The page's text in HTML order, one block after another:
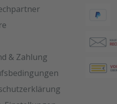
& Zahlung